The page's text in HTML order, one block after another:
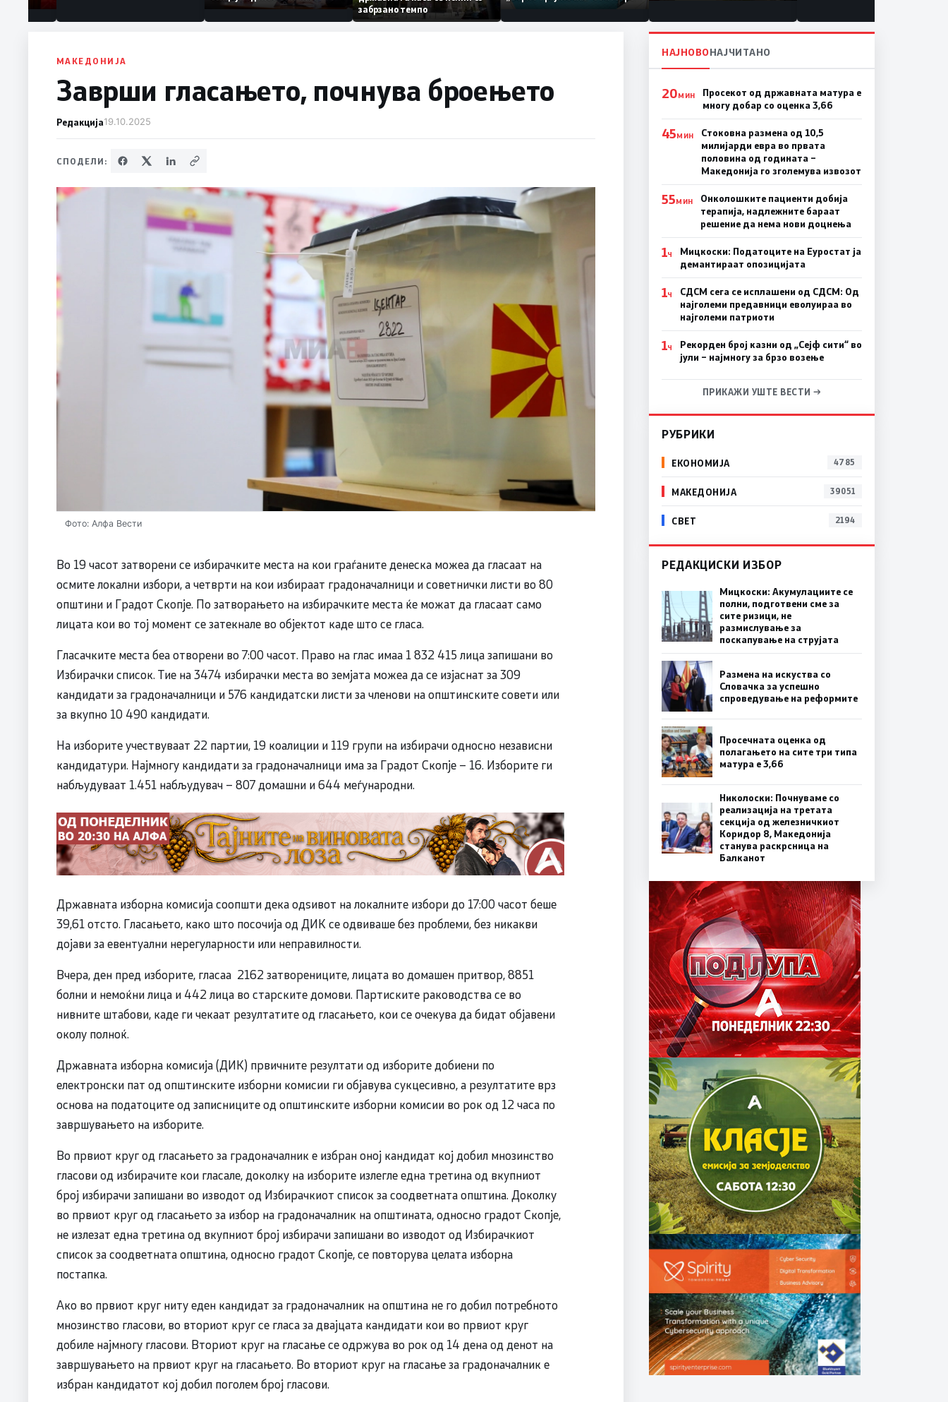
Коридор 8, Македонија
станува раскрсница на
забрзано темпо
по штетите од невремето
МАКЕДОНИЈА
Заврши гласањето, почнува броењето
Редакција19.10.2025
СПОДЕЛИ:
Фото: Алфа Вести
Во 19 часот затворени се избирачките места на кои граѓаните денеска можеа да гласаат на
oсмите локални избори, а четврти на кои избираат градоначалници и советнички листи во 80
општини и Градот Скопје. По затворањето на избирачките места ќе можат да гласаат само
лицата кои во тој момент се затекнале во објектот каде што се гласа.
Гласачките места беа отворени во 7:00 часот. Право на глас имаа 1 832 415 лица запишани во
Избирачки список. Тие на 3474 избирачки места во земјата можеа да се изјаснат за 309
кандидати за градоначалници и 576 кандидатски листи за членови на општинските совети или
за вкупно 10 490 кандидати.
На изборите учествуваат 22 партии, 19 коалиции и 119 групи на избирачи односно независни
кандидатури. Најмногу кандидати за градоначалници има за Градот Скопје – 16. Изборите ги
набљудуваат 1.451 набљудувач – 807 домашни и 644 меѓународни.
Државната изборна комисија соопшти дека одѕивот на локалните избори до 17:00 часот беше
39,61 отсто. Гласањето, како што посочија од ДИК се одвиваше без проблеми, без никакви
дојави за евентуални нерегуларности или неправилности.
Вчера, ден пред изборите, гласаа 2162 затворениците, лицата во домашен притвор, 8851
болни и немоќни лица и 442 лица во старските домови. Партиските раководства се во
нивните штабови, каде ги чекаат резултатите од гласањето, кои се очекува да бидат објавени
околу полноќ.
Државната изборна комисија (ДИК) првичните резултати од изборите добиени по
електронски пат од општинските изборни комисии ги објавува сукцесивно, а резултатите врз
основа на податоците од записниците од општинските изборни комисии во рок од 12 часа по
завршувањето на изборите.
Во првиот круг од гласањето за градоначалник е избран оној кандидат кој добил мнозинство
гласови од избирачите кои гласале, доколку на изборите излегле една третина од вкупниот
број избирачи запишани во изводот од Избирачкиот список за соодветната општина. Доколку
во првиот круг од гласањето за избор на градоначалник на општината, односно градот Скопје,
не излезат една третина од вкупниот број избирачи запишани во изводот од Избирачкиот
список за соодветната општина, односно градот Скопје, се повторува целата изборна
постапка.
Ако во првиот круг ниту еден кандидат за градоначалник на општина не го добил потребното
мнозинство гласови, во вториот круг се гласа за двајцата кандидати кои во првиот круг
добиле најмногу гласови. Вториот круг на гласање се одржува во рок од 14 дена од денот на
завршувањето на првиот круг на гласањето. Во вториот круг на гласање за градоначалник е
избран кандидатот кој добил поголем број гласови.
НАЈНОВОНАЈЧИТАНО
20МИН
Просекот од државната матура е
многу добар со оценка 3,66
45МИН
Стоковна размена од 10,5
милијарди евра во првата
половина од годината –
Македонија го зголемува извозот
55МИН
Онколошките пациенти добија
терапија, надлежните бараат
решение да нема нови доцнења
1Ч
Мицкоски: Податоците на Еуростат ја
демантираат опозицијата
1Ч
СДСМ сега се исплашени од СДСМ: Од
најголеми предавници еволуираа во
најголеми патриоти
1Ч
Рекорден број казни од „Сејф сити“ во
јули – најмногу за брзо возење
ПРИКАЖИ УШТЕ ВЕСТИ →
РУБРИКИ
ЕКОНОМИЈА 4785
МАКЕДОНИЈА 39051
СВЕТ 2194
РЕДАКЦИСКИ ИЗБОР
Мицкоски: Акумулациите се
полни, подготвени сме за
сите ризици, не
размислување за
поскапување на струјата
Размена на искуства со
Словачка за успешно
спроведување на реформите
Просечната оценка од
полагањето на сите три типа
матура е 3,66
Николоски: Почнуваме со
реализација на третата
секција од железничкиот
Коридор 8, Македонија
станува раскрсница на
Балканот